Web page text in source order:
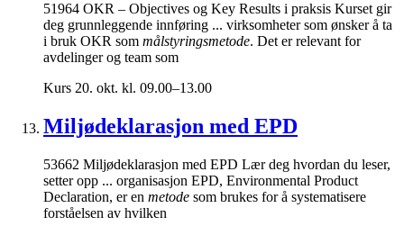
51964 OKR – Objectives og Key Results i praksis Kurset gir
deg grunnleggende innføring ... virksomheter som ønsker å ta
i bruk OKR som målstyringsmetode. Det er relevant for
avdelinger og team som
Kurs 20. okt. kl. 09.00–13.00
Miljødeklarasjon med EPD
53662 Miljødeklarasjon med EPD Lær deg hvordan du leser,
setter opp ... organisasjon EPD, Environmental Product
Declaration, er en metode som brukes for å systematisere
forståelsen av hvilken